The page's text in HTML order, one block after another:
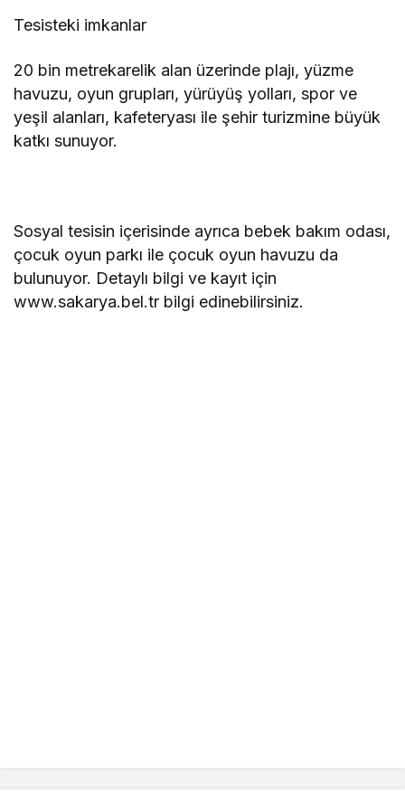
Tesisteki imkanlar
20 bin metrekarelik alan üzerinde plajı, yüzme
havuzu, oyun grupları, yürüyüş yolları, spor ve
yeşil alanları, kafeteryası ile şehir turizmine büyük
katkı sunuyor.
Sosyal tesisin içerisinde ayrıca bebek bakım odası,
çocuk oyun parkı ile çocuk oyun havuzu da
bulunuyor. Detaylı bilgi ve kayıt için
www.sakarya.bel.tr bilgi edinebilirsiniz.